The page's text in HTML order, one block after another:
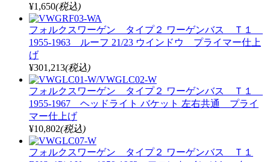
¥1,650(税込)
フォルクスワーゲン タイプ２ ワーゲンバス Ｔ１
1955-1963 ルーフ 21/23 ウインドウ プライマー仕上
げ
¥301,213(税込)
フォルクスワーゲン タイプ２ ワーゲンバス Ｔ１
1955-1967 ヘッドライト バケット 左右共通 プライ
マー仕上げ
¥10,802(税込)
フォルクスワーゲン タイプ２ ワーゲンバス Ｔ１